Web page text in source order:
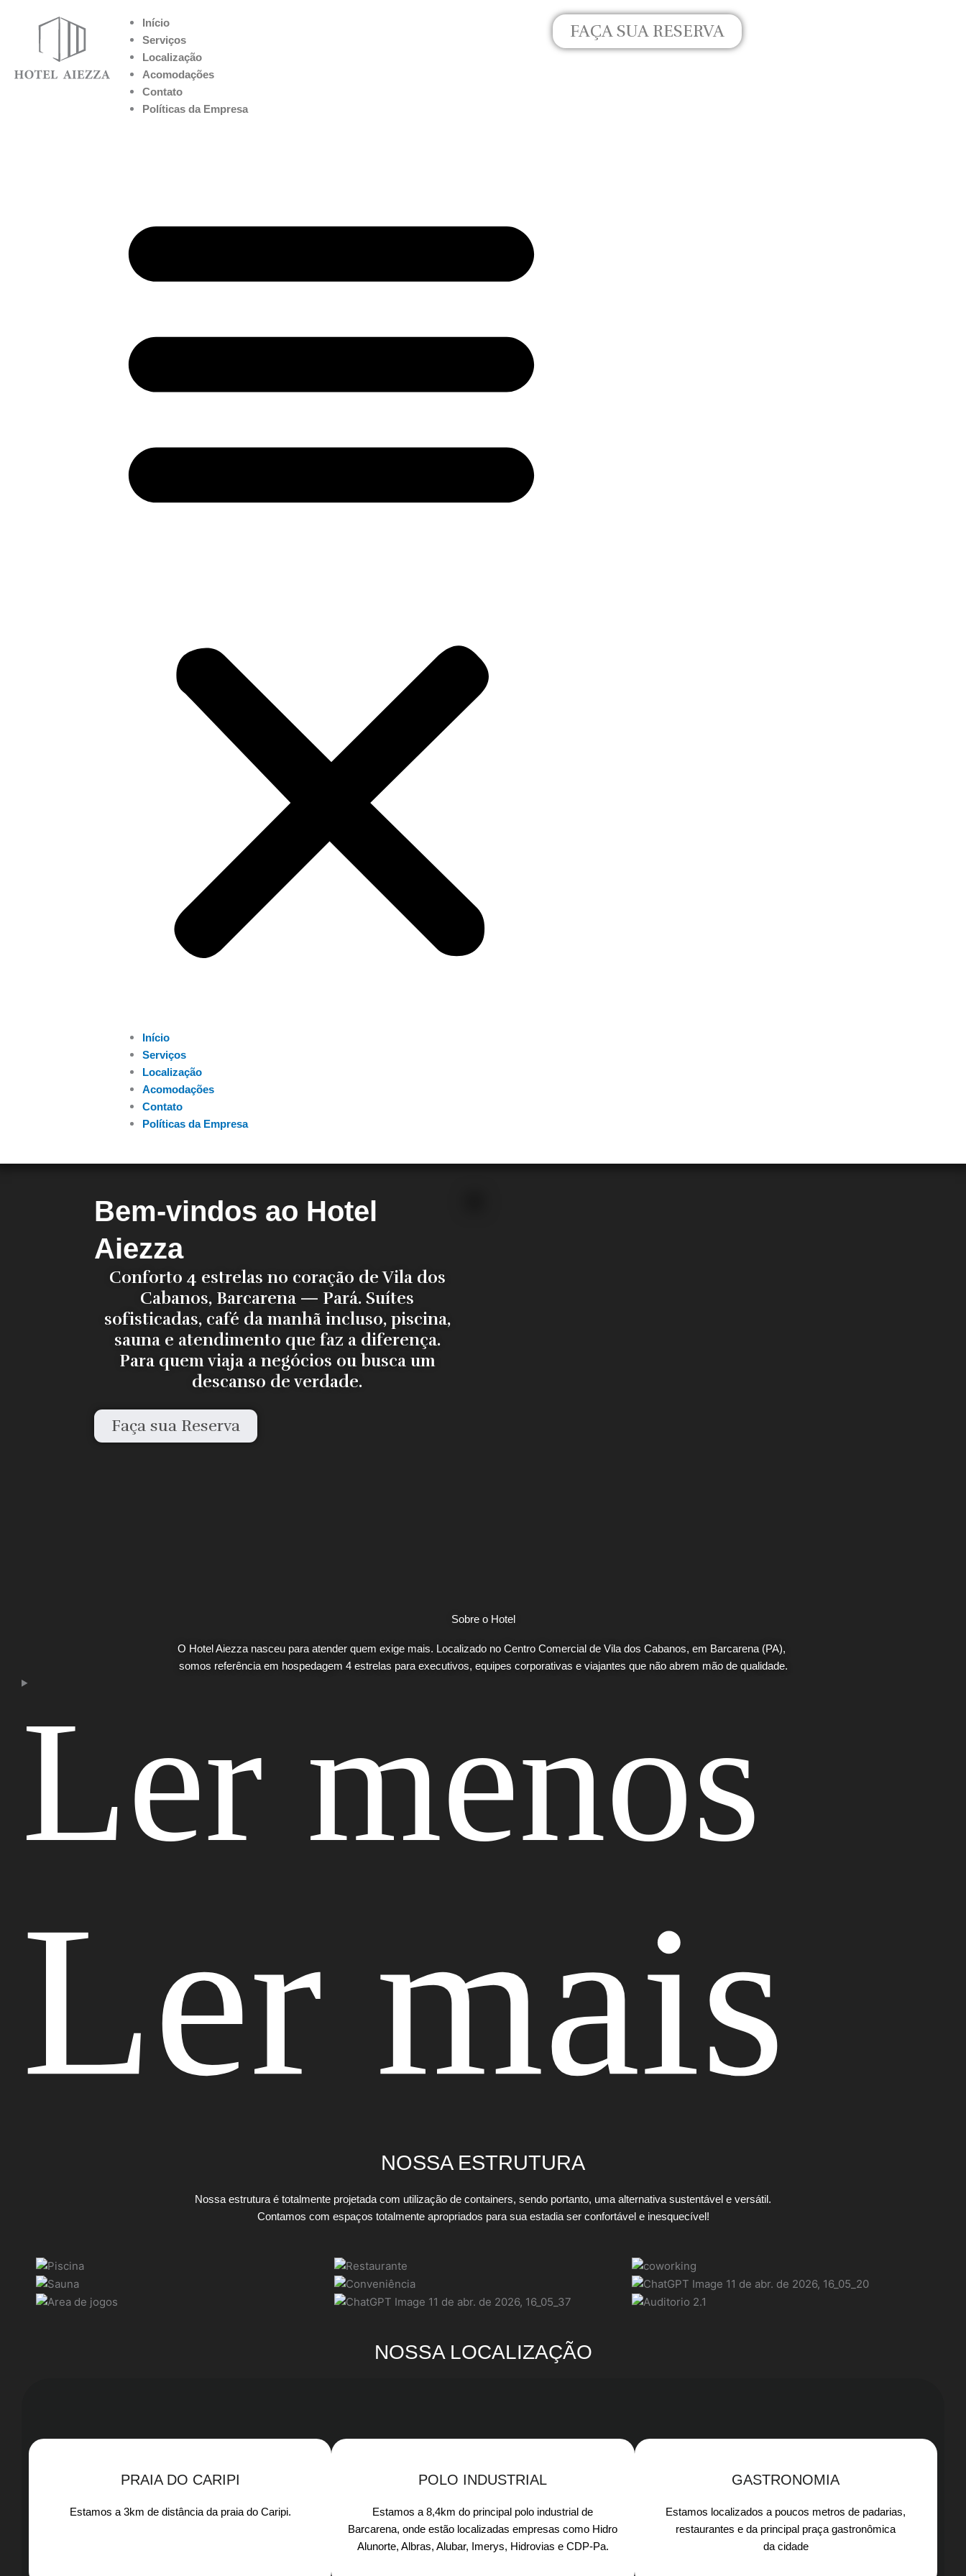
Início
Serviços
Localização
Acomodações
Contato
Políticas da Empresa
Início
Serviços
Localização
Acomodações
Contato
Políticas da Empresa
FAÇA SUA RESERVA
Bem-vindos ao Hotel
Aiezza
Conforto 4 estrelas no coração de Vila dos
Cabanos, Barcarena — Pará. Suítes
sofisticadas, café da manhã incluso, piscina,
sauna e atendimento que faz a diferença.
Para quem viaja a negócios ou busca um
descanso de verdade.
Faça sua Reserva
Sobre o Hotel
O Hotel Aiezza nasceu para atender quem exige mais. Localizado no Centro Comercial de Vila dos Cabanos, em Barcarena (PA),
somos referência em hospedagem 4 estrelas para executivos, equipes corporativas e viajantes que não abrem mão de qualidade.
Ler menos
Ler mais
NOSSA ESTRUTURA
Nossa estrutura é totalmente projetada com utilização de containers, sendo portanto, uma alternativa sustentável e versátil.
Contamos com espaços totalmente apropriados para sua estadia ser confortável e inesquecível!
NOSSA LOCALIZAÇÃO
PRAIA DO CARIPI
Estamos a 3km de distância da praia do Caripi.​
POLO INDUSTRIAL
Estamos a 8,4km do principal polo industrial de
Barcarena, onde estão localizadas empresas como Hidro
Alunorte, Albras, Alubar, Imerys, Hidrovias e CDP-Pa.​
GASTRONOMIA
Estamos localizados a poucos metros de padarias,
restaurantes e da principal praça gastronômica
da cidade